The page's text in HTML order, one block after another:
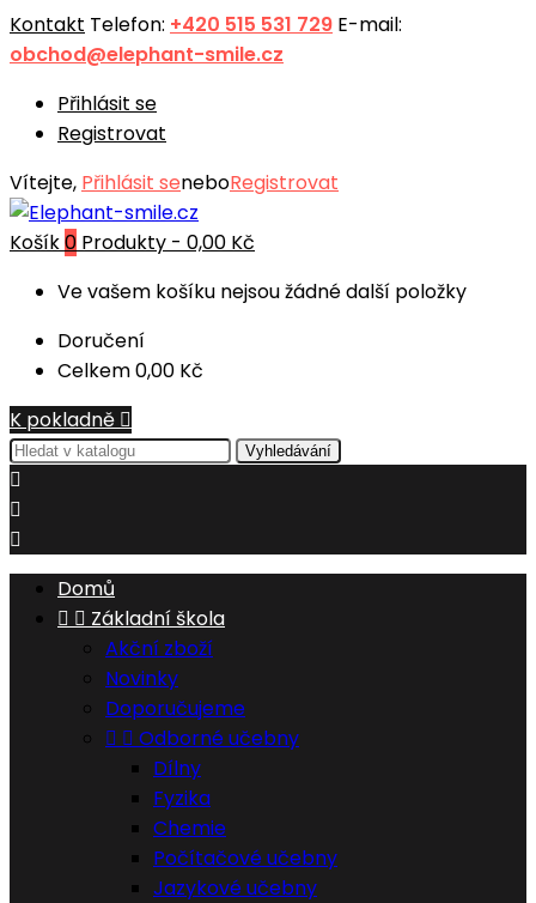
Kontakt Telefon: +420 515 531 729 E-mail:
obchod@elephant-smile.cz
Přihlásit se
Registrovat
Vítejte, Přihlásit seneboRegistrovat
Košík0 Produkty - 0,00 Kč
Ve vašem košíku nejsou žádné další položky
Doručení
Celkem0,00 Kč
K pokladně 
Vyhledávání



Domů
  Základní škola
Akční zboží
Novinky
Doporučujeme
  Odborné učebny
Dílny
Fyzika
Chemie
Počítačové učebny
Jazykové učebny